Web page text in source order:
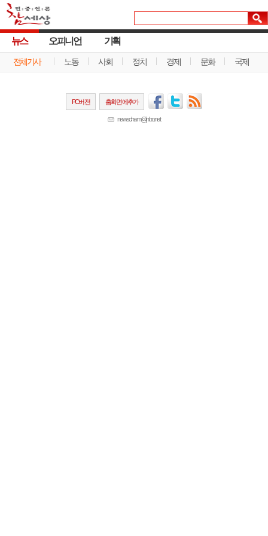
뉴스
전체기사 노동 사회 정치 경제 문화 국제
오피니언 기획
PC버전 홈화면에추가
newscham@jinbo.net